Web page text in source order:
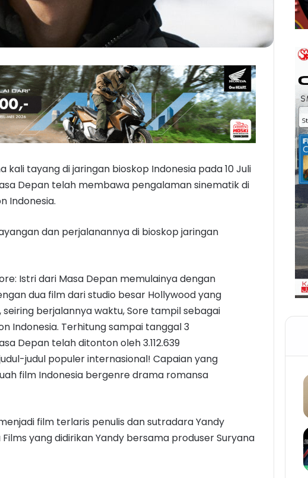
kali tayang di jaringan bioskop Indonesia pada 10 Juli
Depan telah membawa pengalaman sinematik di
Indonesia.
dan perjalanannya di bioskop jaringan
Istri dari Masa Depan memulainya dengan
dua film dari studio besar Hollywood yang
berjalannya waktu, Sore tampil sebagai
Indonesia. Terhitung sampai tanggal 3
Depan telah ditonton oleh 3.112.639
judul populer internasional! Capaian yang
film Indonesia bergenre drama romansa
film terlaris penulis dan sutradara Yandy
yang didirikan Yandy bersama produser Suryana